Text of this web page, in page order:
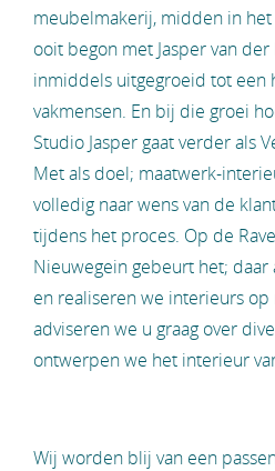
meubelmakerij, midden in
ooit begon met Jasper van
inmiddels uitgegroeid tot een
vakmensen. En bij die groei
Studio Jasper gaat verder als
Met als doel; maatwerk-
volledig naar wens van de
tijdens het proces. Op de
Nieuwegein gebeurt het;
en realiseren we interieurs
adviseren we u graag over
ontwerpen we het interieur
Wij worden blij van een